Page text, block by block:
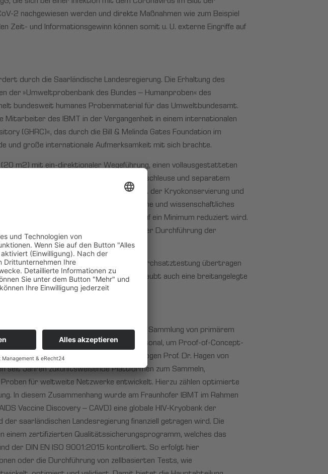
2 nachgewiesen werden und direkte Maßnahmen wie zum Beispiel
Zeit- und Informationsgewinn können somit u. U. externe Eingriffe auf
durch die Saarländische Landesregierung. Die Erhaltung des
der »Umweltprobenbank des Bundes – Humanproben« des
bundesweit humanes Probenmaterial für das Umweltbundesamt.
des IBMT in der Vergangenheit in einem internationalen
(GHRC)«, das durch die Bill & Melinda Gates Foundation im
und große internationale Aufmerksamkeit mit sich brachte.
m2) mit ein-direktionaler Wegeführung, einen vollausgestatteten
S2 nach BioStoffV mit Personalschleuse und separatem
SARS-CoV-2-Antikörpertests und ggf. der Kryokonservierung und
Personal bei der Probenentnahme und wissenschaftliches
einer Ansteckung bei der Probenahme auf ein Minimum reduziert wird.
für die Erstellung von Testpools und der Durchführung der
deutschlandweite oder weltweite Hochdurchsatztestung übertragen
von Pooltestungen und Schnelltests erlaubt auch eine breitangelegte
besitzen.
in Bereichen des Biomonitorings und der Sammlung von primärem
IBMT über hochqualifiziertes Personal, um Proof-of-Concept-
unter der Leitung des Virologen Prof. Dr. Hagen von
seit Jahren zukunftsweisende Plattformen zum Sammeln,
für weltweite Netzwerke entwickelt. Hierzu zählen optimierte
In diesem Zusammenhang wurde am Fraunhofer IBMT im Rahmen
Vaccine Discovery – CAVD) eine globale HIV-Kryobank der
saarländischen Landesregierung finanziell getragen wird. Die
einem zertifizierten Qualitätssicherungsprogramm, welches das
der DIN EN ISO 9001:2015 kontrolliert. So erfolgt hier
oder die Durchführung von zellbasierten Tests, wie